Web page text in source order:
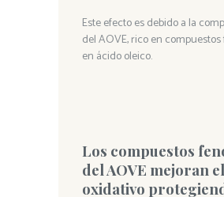
Este efecto es debido a la
del AOVE, rico en
en ácido oleico.
Los compuestos
del AOVE mejoran
oxidativo